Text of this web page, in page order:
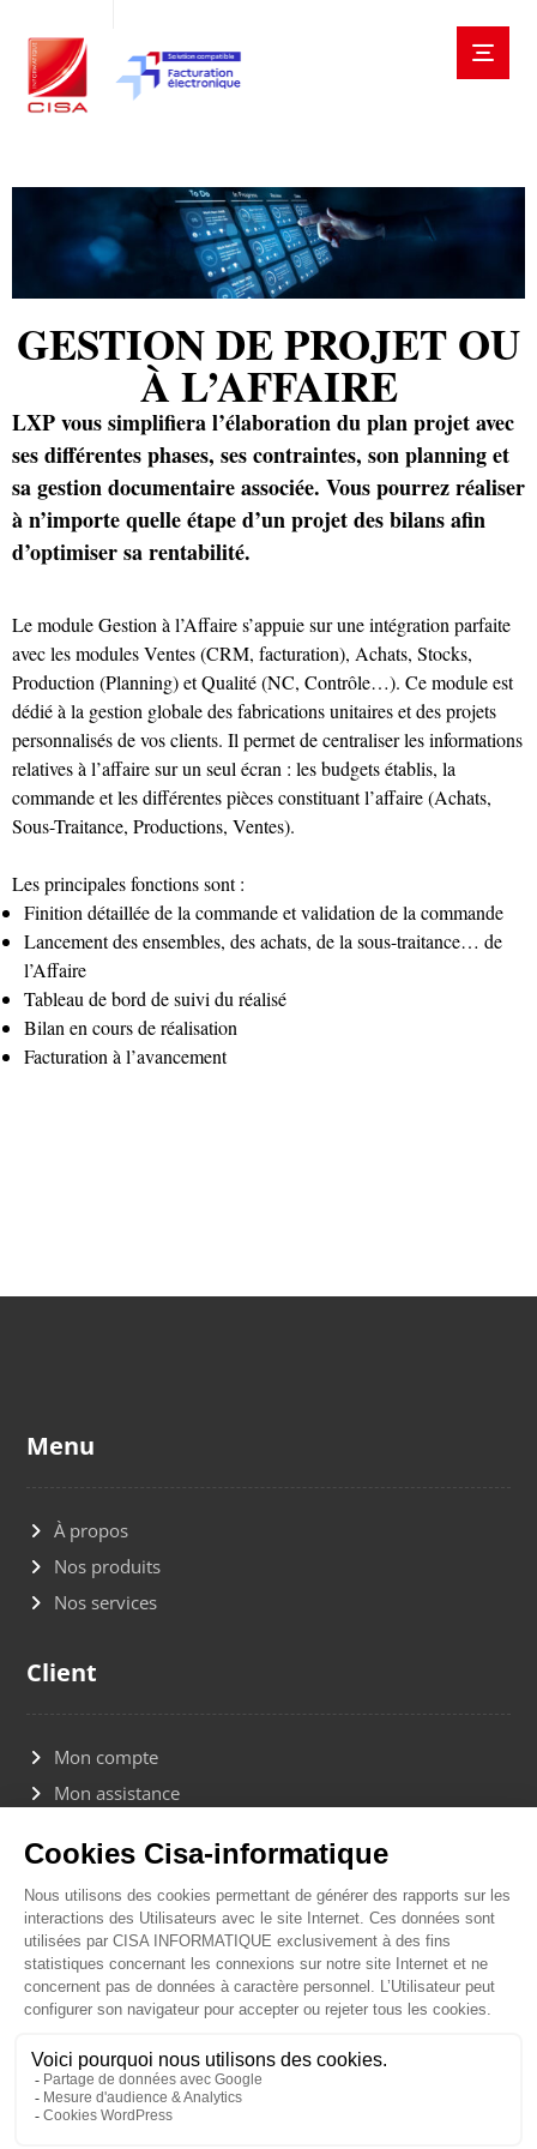
GESTION DE PROJET OU
À L’AFFAIRE
LXP vous simplifiera l’élaboration du plan projet avec
ses différentes phases, ses contraintes, son planning et
sa gestion documentaire associée. Vous pourrez réaliser
à n’importe quelle étape d’un projet des bilans afin
d’optimiser sa rentabilité.
Le module Gestion à l’Affaire s’appuie sur une intégration parfaite
avec les modules Ventes (CRM, facturation), Achats, Stocks,
Production (Planning) et Qualité (NC, Contrôle…). Ce module est
dédié à la gestion globale des fabrications unitaires et des projets
personnalisés de vos clients. Il permet de centraliser les informations
relatives à l’affaire sur un seul écran : les budgets établis, la
commande et les différentes pièces constituant l’affaire (Achats,
Sous-Traitance, Productions, Ventes).
Les principales fonctions sont :
Finition détaillée de la commande et validation de la commande
Lancement des ensembles, des achats, de la sous-traitance… de
l’Affaire
Tableau de bord de suivi du réalisé
Bilan en cours de réalisation
Facturation à l’avancement
Menu
À propos
Nos produits
Nos services
Client
Mon compte
Mon assistance
Contact
Contact
Linkedin
© Copyright 2026. Tout droit réservé Cisa-informatique.